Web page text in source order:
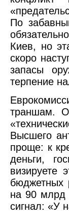
По
Киев, но
скоро
запасы
терпение
траншам.
Высшего
проще: к
деньги,
визируете
бюджетных
на 90 млрд
сигнал: «У